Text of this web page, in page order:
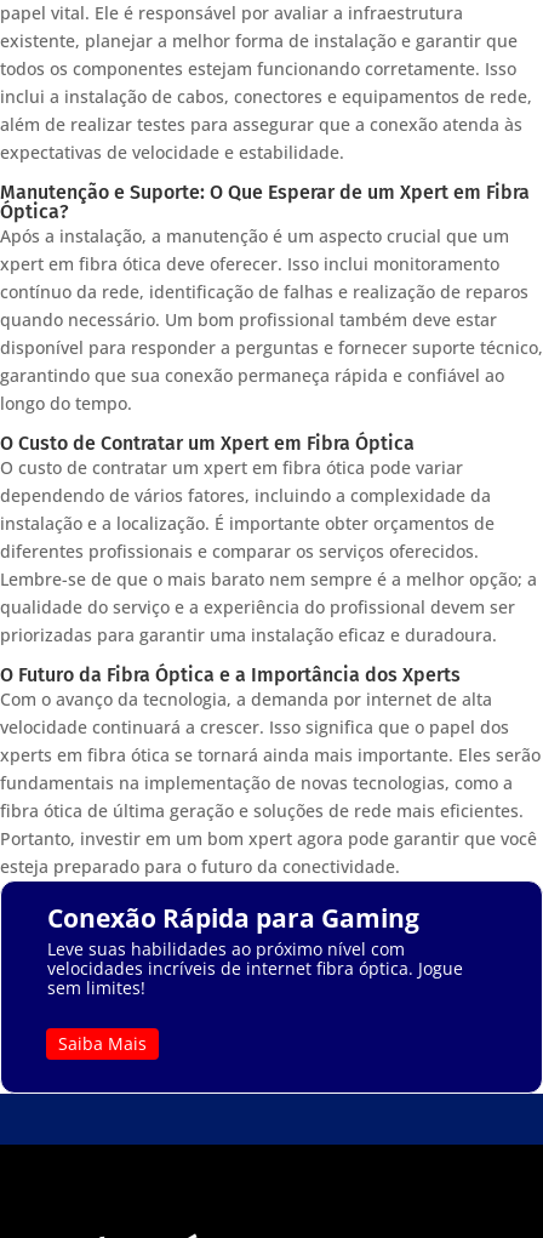
papel vital. Ele é responsável por avaliar a infraestrutura
existente, planejar a melhor forma de instalação e garantir que
todos os componentes estejam funcionando corretamente. Isso
inclui a instalação de cabos, conectores e equipamentos de rede,
além de realizar testes para assegurar que a conexão atenda às
expectativas de velocidade e estabilidade.
Manutenção e Suporte: O Que Esperar de um Xpert em Fibra
Óptica?
Após a instalação, a manutenção é um aspecto crucial que um
xpert em fibra ótica deve oferecer. Isso inclui monitoramento
contínuo da rede, identificação de falhas e realização de reparos
quando necessário. Um bom profissional também deve estar
disponível para responder a perguntas e fornecer suporte técnico,
garantindo que sua conexão permaneça rápida e confiável ao
longo do tempo.
O Custo de Contratar um Xpert em Fibra Óptica
O custo de contratar um xpert em fibra ótica pode variar
dependendo de vários fatores, incluindo a complexidade da
instalação e a localização. É importante obter orçamentos de
diferentes profissionais e comparar os serviços oferecidos.
Lembre-se de que o mais barato nem sempre é a melhor opção; a
qualidade do serviço e a experiência do profissional devem ser
priorizadas para garantir uma instalação eficaz e duradoura.
O Futuro da Fibra Óptica e a Importância dos Xperts
Com o avanço da tecnologia, a demanda por internet de alta
velocidade continuará a crescer. Isso significa que o papel dos
xperts em fibra ótica se tornará ainda mais importante. Eles serão
fundamentais na implementação de novas tecnologias, como a
fibra ótica de última geração e soluções de rede mais eficientes.
Portanto, investir em um bom xpert agora pode garantir que você
esteja preparado para o futuro da conectividade.
Conexão Rápida para Gaming
Leve suas habilidades ao próximo nível com
velocidades incríveis de internet fibra óptica. Jogue
sem limites!
Saiba Mais